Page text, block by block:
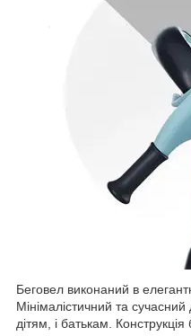
Беговел виконаний в
Мінімалістичний та
дітям, і батькам.